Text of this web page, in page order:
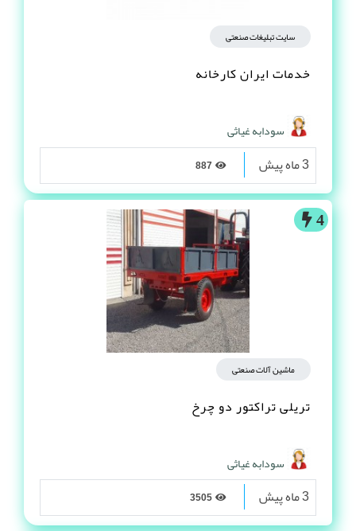
سایت تبلیغات صنعتی
خدمات ایران کارخانه
سودابه غیاثی
3 ماه پیش
4
ماشین آلات صنعتی
تریلی تراکتور دو چرخ
سودابه غیاثی
3 ماه پیش